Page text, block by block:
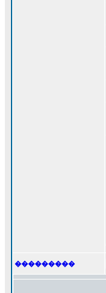
���������